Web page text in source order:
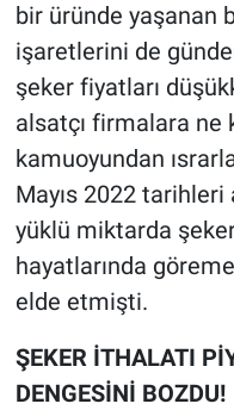
bir üründe yaşanan
işaretlerini de
şeker fiyatları
alsatçı firmalara ne
kamuoyundan
Mayıs 2022 tarihleri
yüklü miktarda
hayatlarında
elde etmişti.
ŞEKER İTHALATI
DENGESİNİ BOZDU!